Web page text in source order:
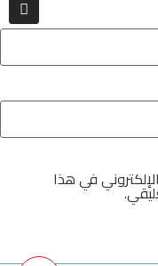
في هذا